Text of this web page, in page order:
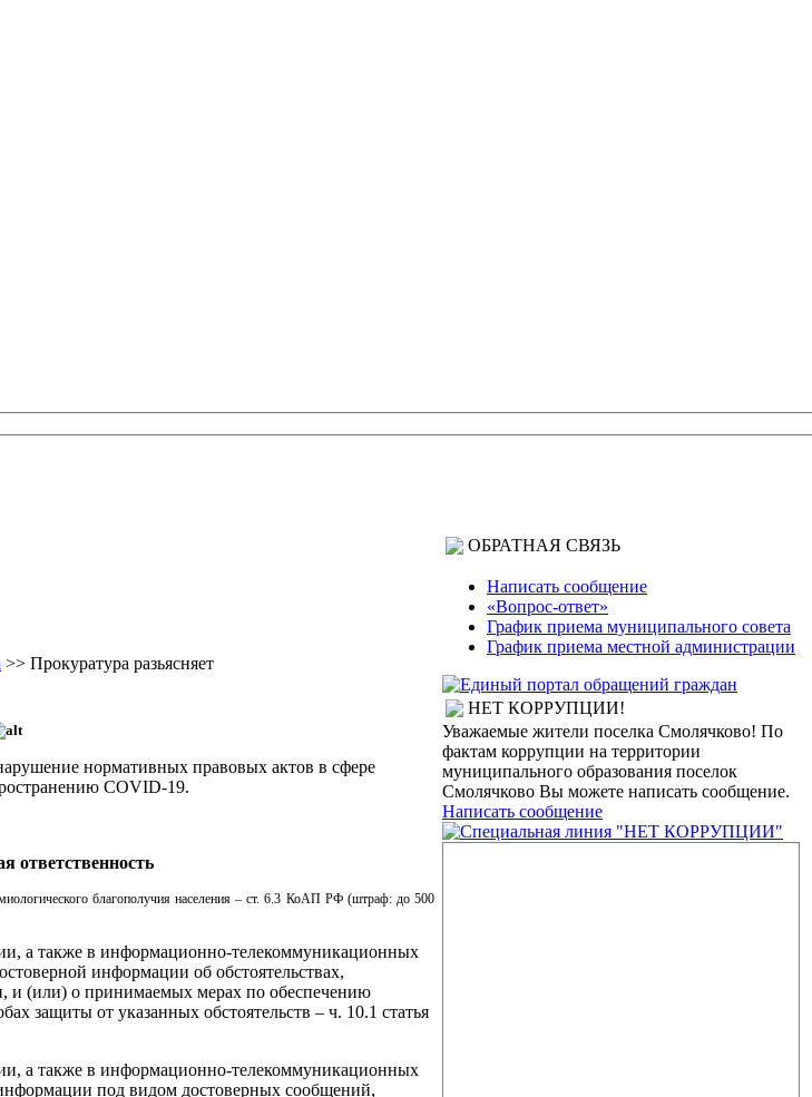
>> Прокуратура разьясняет
нормативных правовых актов в сфере
COVID-19.
ответственность
благополучия населения – ст. 6.3 КоАП РФ (штраф: до 500
а также в информационно-телекоммуникационных
информации об обстоятельствах,
и (или) о принимаемых мерах по обеспечению
защиты от указанных обстоятельств – ч. 10.1 статья
а также в информационно-телекоммуникационных
под видом достоверных сообщений,
ОБРАТНАЯ СВЯЗЬ
Написать сообщение
«Вопрос-ответ»
График приема муниципального совета
График приема местной администрации
НЕТ КОРРУПЦИИ!
Уважаемые жители поселка Смолячково! По
фактам коррупции на территории
муниципального образования поселок
Смолячково Вы можете написать сообщение.
Написать сообщение